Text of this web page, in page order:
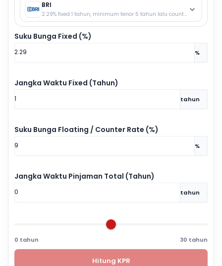
BRI
2.29% fixed 1 tahun, minimum tenor 5 tahun lalu counter rate.
Suku Bunga Fixed (%)
%
Jangka Waktu Fixed (Tahun)
tahun
Suku Bunga Floating / Counter Rate (%)
%
Jangka Waktu Pinjaman Total (Tahun)
tahun
0 tahun 30 tahun
Hitung KPR